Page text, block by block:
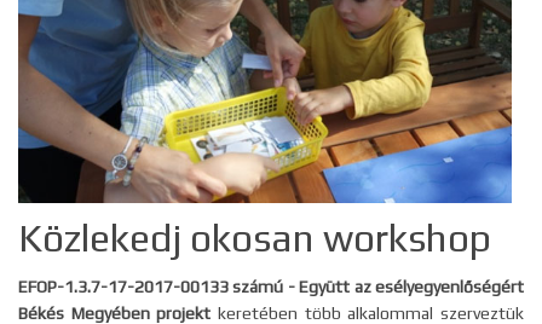
Közlekedj okosan workshop
EFOP-1.3.7-17-2017-00133 számú - Együtt az esélyegyenlőségért
Békés Megyében projekt keretében több alkalommal szerveztük